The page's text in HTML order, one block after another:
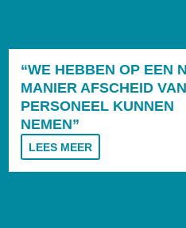
“WE HEBBEN OP EEN
MANIER AFSCHEID
PERSONEEL KUNNEN
NEMEN”
LEES MEER